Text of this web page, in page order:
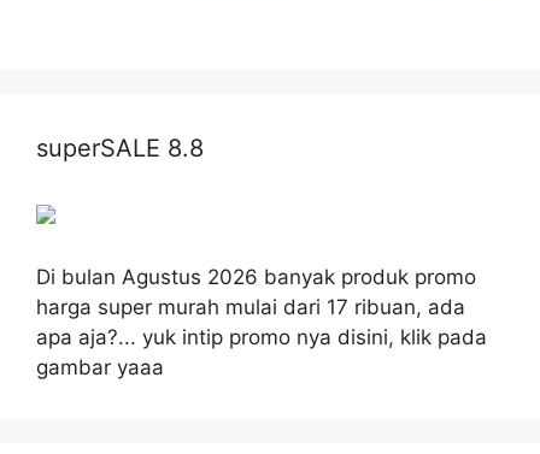
superSALE 8.8
Di bulan Agustus 2026 banyak produk promo
harga super murah mulai dari 17 ribuan, ada
apa aja?... yuk intip promo nya disini, klik pada
gambar yaaa